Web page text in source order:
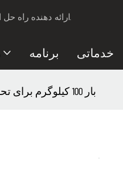
ارائه دهنده راه حل امنیتی برای پهپاد حرفه ای ، بارهای پهپاد ، سیستم ضد پهپاد.
برنامه خدماتی
بار 100 کیلوگرم برای تحویل